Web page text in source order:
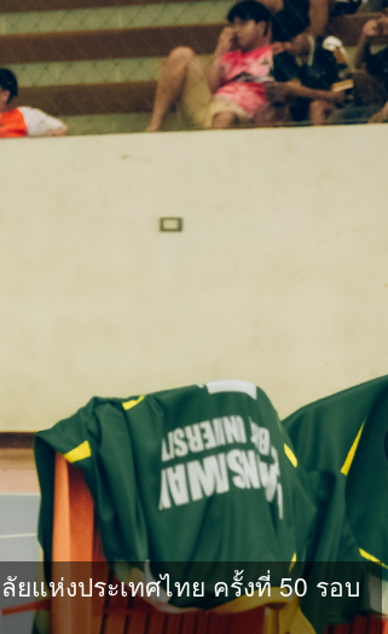
แห่งประเทศไทย ครั้งที่ 50 รอบ